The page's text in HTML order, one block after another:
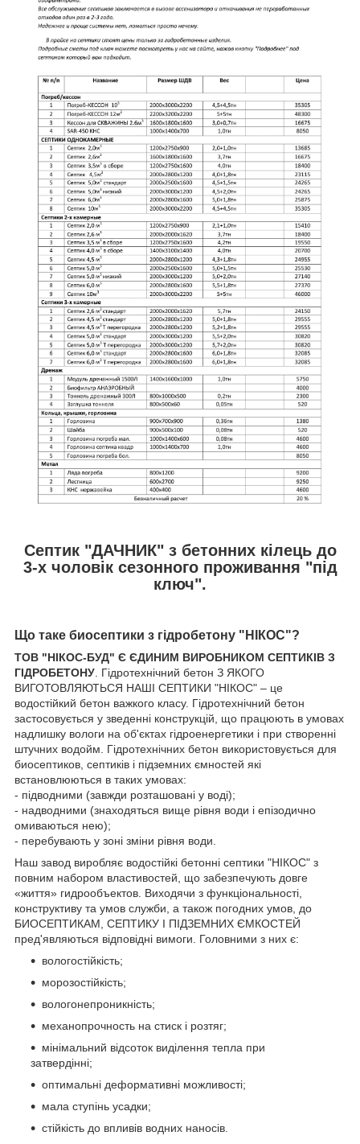
Септик "ДАЧНИК" з бетонних кілець до
3-х чоловік сезонного проживання "під
ключ".
Що таке биосептики з гідробетону "НІКОС"?
ТОВ "НІКОС-БУД" Є ЄДИНИМ ВИРОБНИКОМ СЕПТИКІВ З
ГІДРОБЕТОНУ . Гідротехнічний бетон З ЯКОГО
ВИГОТОВЛЯЮТЬСЯ НАШІ СЕПТИКИ "НІКОС" – це
водостійкий бетон важкого класу. Гідротехнічний бетон
застосовується у зведенні конструкцій, що працюють в умовах
надлишку вологи на об'єктах гідроенергетики і при створенні
штучних водойм. Гідротехнічних бетон використовується для
биосептиков, септиків і підземних ємностей які
встановлюються в таких умовах:
- підводними (завжди розташовані у воді);
- надводними (знаходяться вище рівня води і епізодично
омиваються нею);
- перебувають у зоні зміни рівня води.
Наш завод виробляє водостійкі бетонні септики "НІКОС" з
повним набором властивостей, що забезпечують довге
«життя» гидрообъектов. Виходячи з функціональності,
конструктиву та умов служби, а також погодних умов, до
БИОСЕПТИКАМ, СЕПТИКУ І ПІДЗЕМНИХ ЄМКОСТЕЙ
пред'являються відповідні вимоги. Головними з них є:
вологостійкість;
морозостійкість;
вологонепроникність;
механопрочность на стиск і розтяг;
мінімальний відсоток виділення тепла при
затвердінні;
оптимальні деформативні можливості;
мала ступінь усадки;
стійкість до впливів водних наносів.